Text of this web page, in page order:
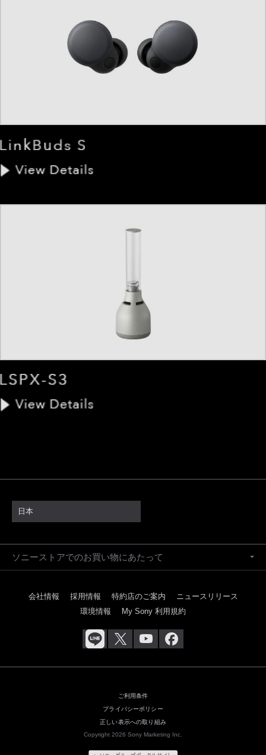
日本
ソニーストアでのお買い物にあたって
会社情報 採用情報 特約店のご案内
ニュースリリース
環境情報
My Sony 利用規約
ご利用条件
プライバシーポリシー
正しい表示への取り組み
Copyright 2026 Sony Marketing Inc.